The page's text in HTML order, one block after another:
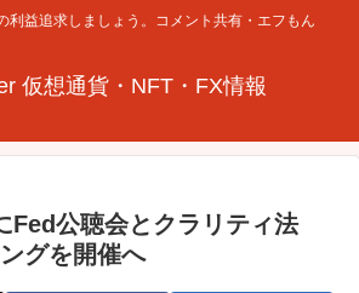
利益追求しましょう。コメント共有・エフもん
仮想通貨・NFT・FX情報
Fed公聴会とクラリティ法
グを開催へ